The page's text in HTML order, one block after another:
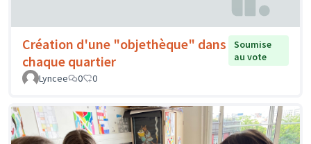
Création d'une "objethèque" dans
chaque quartier
Soumise
au vote
Lyncee
0 0